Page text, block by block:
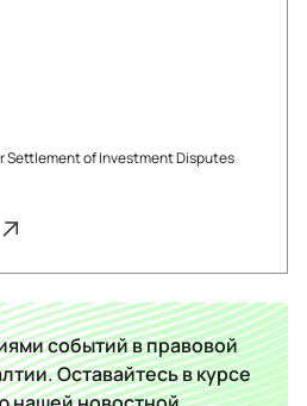
Settlement of Investment Disputes
событий в правовой
Оставайтесь в курсе